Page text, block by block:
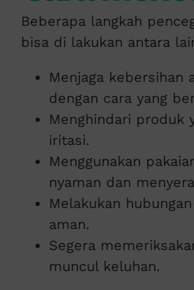
Beberapa langkah
bisa di lakukan antara
Menjaga kebersihan
dengan cara yang
Menghindari produk
iritasi.
Menggunakan
nyaman dan
Melakukan
aman.
Segera
muncul keluhan.